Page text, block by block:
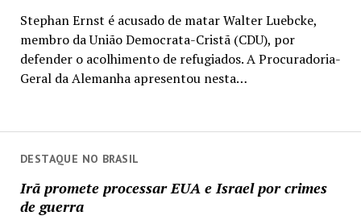
DESTAQUE NO BRASIL
Irã promete processar EUA e Israel por crimes
de guerra
Stephan Ernst é acusado de matar Walter Luebcke,
membro da União Democrata-Cristã (CDU), por
defender o acolhimento de refugiados. A Procuradoria-
Geral da Alemanha apresentou nesta…